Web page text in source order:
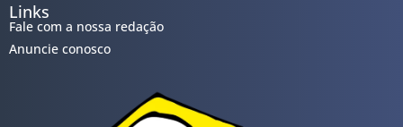
Links
Fale com a nossa redação
Anuncie conosco